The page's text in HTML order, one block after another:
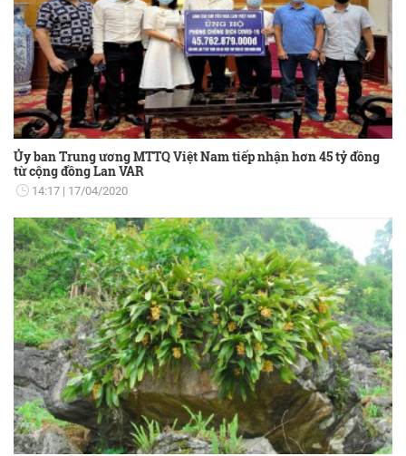
Ủy ban Trung ương MTTQ Việt Nam tiếp nhận hơn 45 tỷ đồng
từ cộng đồng Lan VAR
14:17 17/04/2020